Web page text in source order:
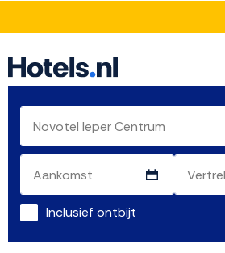
Inclusief ontbijt